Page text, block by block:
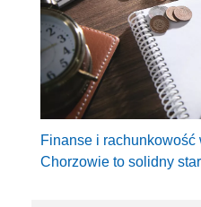
Finanse i rachunkowość
Chorzowie to solidny